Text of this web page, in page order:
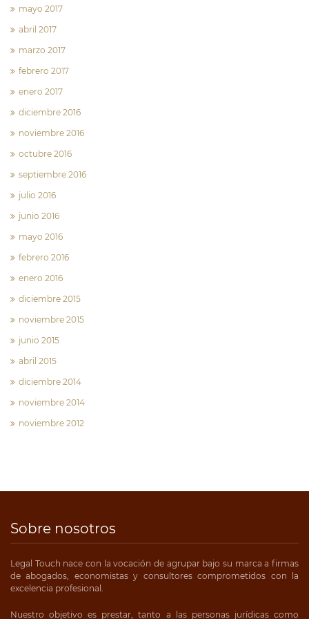
mayo 2017
abril 2017
marzo 2017
febrero 2017
enero 2017
diciembre 2016
noviembre 2016
octubre 2016
septiembre 2016
julio 2016
junio 2016
mayo 2016
febrero 2016
enero 2016
diciembre 2015
noviembre 2015
junio 2015
abril 2015
diciembre 2014
noviembre 2014
noviembre 2012
Sobre nosotros
Legal Touch nace con la vocación de agrupar bajo su marca a firmas
de abogados, economistas y consultores comprometidos con la
excelencia profesional.
Nuestro objetivo es prestar, tanto a las personas jurídicas como